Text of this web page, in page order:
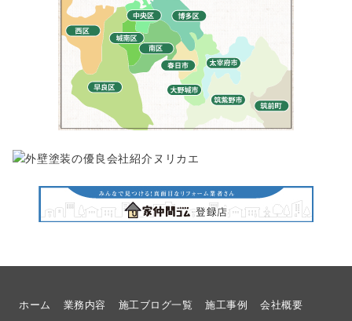
ホーム 業務内容 施工ブログ一覧 施工事例 会社概要